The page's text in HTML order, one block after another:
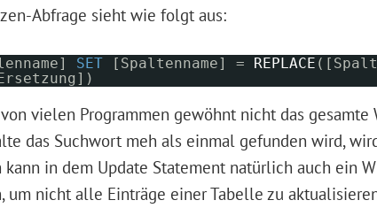
Abfrage sieht wie folgt aus:
SET [Spaltenname] = REPLACE
vielen Programmen gewöhnt nicht das gesamte
das Suchwort meh als einmal gefunden wird,
in dem Update Statement natürlich auch ein
um nicht alle Einträge einer Tabelle zu